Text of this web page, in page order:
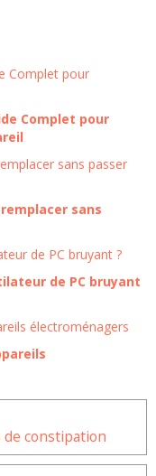
Complet pour
sans
de PC bruyant
constipation